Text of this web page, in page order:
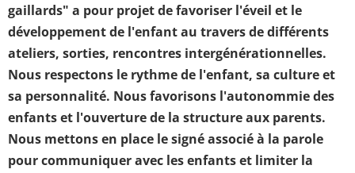
gaillards" a pour projet de favoriser l'éveil et le
développement de l'enfant au travers de différents
ateliers, sorties, rencontres intergénérationnelles.
Nous respectons le rythme de l'enfant, sa culture et
sa personnalité. Nous favorisons l'autonommie des
enfants et l'ouverture de la structure aux parents.
Nous mettons en place le signé associé à la parole
pour communiquer avec les enfants et limiter la